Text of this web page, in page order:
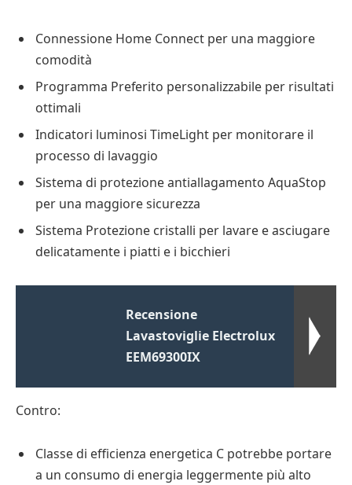
Connessione Home Connect per una maggiore
comodità
Programma Preferito personalizzabile per risultati
ottimali
Indicatori luminosi TimeLight per monitorare il
processo di lavaggio
Sistema di protezione antiallagamento AquaStop
per una maggiore sicurezza
Sistema Protezione cristalli per lavare e asciugare
delicatamente i piatti e i bicchieri
Recensione
Lavastoviglie Electrolux
EEM69300IX
Contro:
Classe di efficienza energetica C potrebbe portare
a un consumo di energia leggermente più alto